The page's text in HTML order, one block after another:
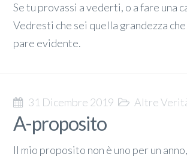
Se tu provassi a vederti, o a fare una
Vedresti che sei quella grandezza
pare evidente.
31 Dicembre 2019 Altre
A-proposito
Il mio proposito non è uno per un